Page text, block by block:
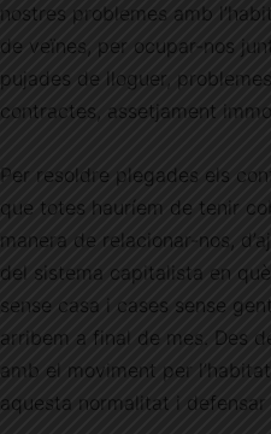
nostres problemes amb
de veïnes, per ocupar-nos
pujades de lloguer,
contractes, assetjament
Per resoldre plegades els
que totes hauríem de tenir
manera de relacionar-nos,
del sistema capitalista en
sense casa i cases sense
arribem a final de mes. Des
amb el moviment per
aquesta normalitat i defensar